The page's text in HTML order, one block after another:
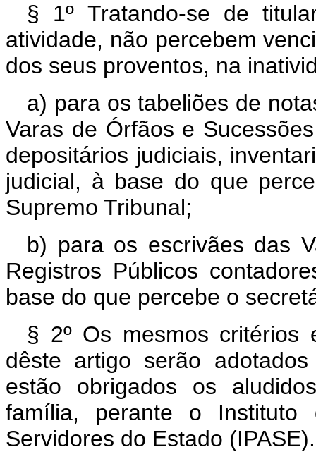
§ 1º Tratando-se de
atividade, não percebem
dos seus proventos, na
a) para os tabeliões de
Varas de Órfãos e
depositários judiciais,
judicial, à base do que
Supremo Tribunal;
b) para os escrivães das
Registros Públicos
base do que percebe o
§ 2º Os mesmos critérios
dêste artigo serão
estão obrigados os
família, perante o Instituto
Servidores do Estado (IPASE).